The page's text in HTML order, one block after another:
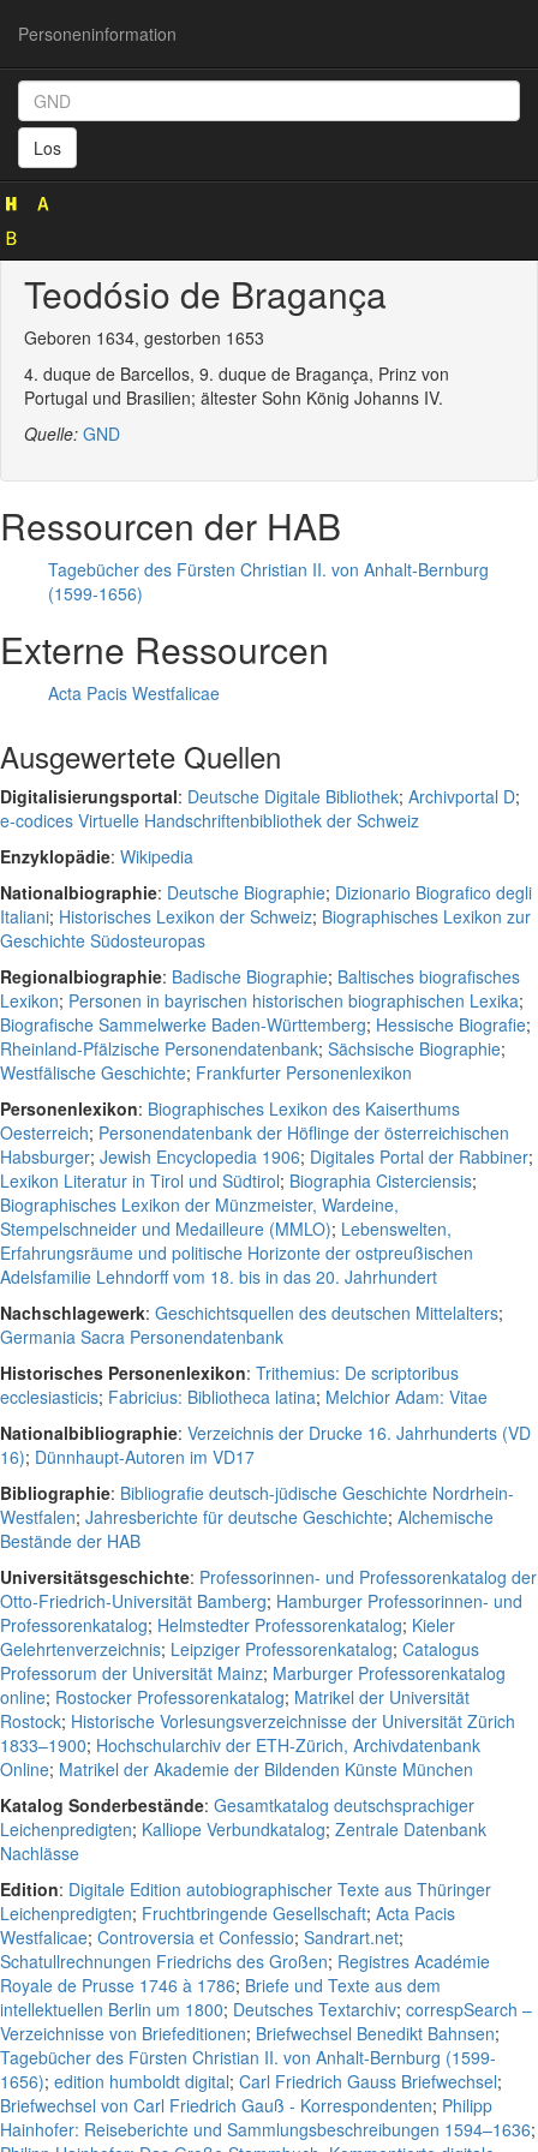
Personeninformation
Los
Personeninformation
1019963662)
Teodósio de Bragança
Geboren 1634, gestorben 1653
4. duque de Barcellos, 9. duque de Bragança, Prinz von
Portugal und Brasilien; ältester Sohn König Johanns IV.
Quelle: GND
Ressourcen der HAB
Tagebücher des Fürsten Christian II. von Anhalt-Bernburg
(1599-1656)
Externe Ressourcen
Acta Pacis Westfalicae
Ausgewertete Quellen
Digitalisierungsportal: Deutsche Digitale Bibliothek; Archivportal D;
e-codices Virtuelle Handschriftenbibliothek der Schweiz
Enzyklopädie: Wikipedia
Nationalbiographie: Deutsche Biographie; Dizionario Biografico degli
Italiani; Historisches Lexikon der Schweiz; Biographisches Lexikon zur
Geschichte Südosteuropas
Regionalbiographie: Badische Biographie; Baltisches biografisches
Lexikon; Personen in bayrischen historischen biographischen Lexika;
Biografische Sammelwerke Baden-Württemberg; Hessische Biografie;
Rheinland-Pfälzische Personendatenbank; Sächsische Biographie;
Westfälische Geschichte; Frankfurter Personenlexikon
Personenlexikon: Biographisches Lexikon des Kaiserthums
Oesterreich; Personendatenbank der Höflinge der österreichischen
Habsburger; Jewish Encyclopedia 1906; Digitales Portal der Rabbiner;
Lexikon Literatur in Tirol und Südtirol; Biographia Cisterciensis;
Biographisches Lexikon der Münzmeister, Wardeine,
Stempelschneider und Medailleure (MMLO); Lebenswelten,
Erfahrungsräume und politische Horizonte der ostpreußischen
Adelsfamilie Lehndorff vom 18. bis in das 20. Jahrhundert
Nachschlagewerk: Geschichtsquellen des deutschen Mittelalters;
Germania Sacra Personendatenbank
Historisches Personenlexikon: Trithemius: De scriptoribus
ecclesiasticis; Fabricius: Bibliotheca latina; Melchior Adam: Vitae
Nationalbibliographie: Verzeichnis der Drucke 16. Jahrhunderts (VD
16); Dünnhaupt-Autoren im VD17
Bibliographie: Bibliografie deutsch-jüdische Geschichte Nordrhein-
Westfalen; Jahresberichte für deutsche Geschichte; Alchemische
Bestände der HAB
Universitätsgeschichte: Professorinnen- und Professorenkatalog der
Otto-Friedrich-Universität Bamberg; Hamburger Professorinnen- und
Professorenkatalog; Helmstedter Professorenkatalog; Kieler
Gelehrtenverzeichnis; Leipziger Professorenkatalog; Catalogus
Professorum der Universität Mainz; Marburger Professorenkatalog
online; Rostocker Professorenkatalog; Matrikel der Universität
Rostock; Historische Vorlesungsverzeichnisse der Universität Zürich
1833–1900; Hochschularchiv der ETH-Zürich, Archivdatenbank
Online; Matrikel der Akademie der Bildenden Künste München
Katalog Sonderbestände: Gesamtkatalog deutschsprachiger
Leichenpredigten; Kalliope Verbundkatalog; Zentrale Datenbank
Nachlässe
Edition: Digitale Edition autobiographischer Texte aus Thüringer
Leichenpredigten; Fruchtbringende Gesellschaft; Acta Pacis
Westfalicae; Controversia et Confessio; Sandrart.net;
Schatullrechnungen Friedrichs des Großen; Registres Académie
Royale de Prusse 1746 à 1786; Briefe und Texte aus dem
intellektuellen Berlin um 1800; Deutsches Textarchiv; correspSearch –
Verzeichnisse von Briefeditionen; Briefwechsel Benedikt Bahnsen;
Tagebücher des Fürsten Christian II. von Anhalt-Bernburg (1599-
1656); edition humboldt digital; Carl Friedrich Gauss Briefwechsel;
Briefwechsel von Carl Friedrich Gauß - Korrespondenten; Philipp
Hainhofer: Reiseberichte und Sammlungsbeschreibungen 1594–1636;